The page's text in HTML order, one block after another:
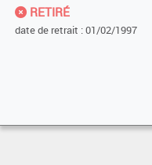
RETIRÉ
date de retrait : 01/02/1997